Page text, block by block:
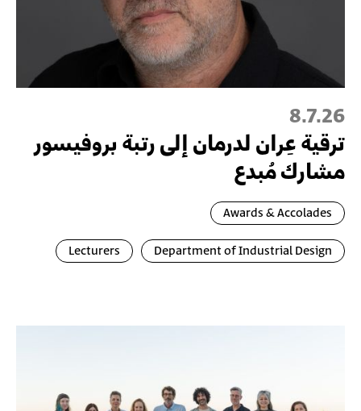
8.7.26
ترقية عِران لدرمان إلى رتبة بروفيسور
مشارك مُبدع
Awards & Accolades
Department of Industrial Design
Lecturers